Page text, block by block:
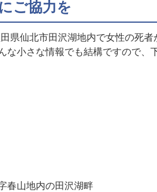
ご協力を
県仙北市田沢湖地内で女性の死
な小さな情報でも結構ですので、
春山地内の田沢湖畔